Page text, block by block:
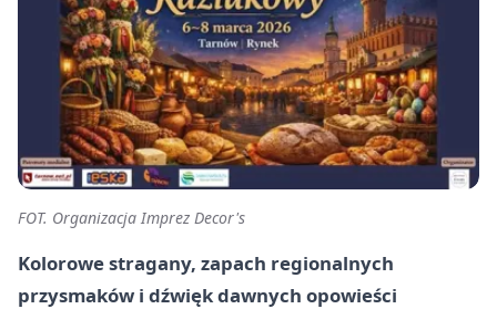
FOT. Organizacja Imprez Decor's
Kolorowe stragany, zapach regionalnych
przysmaków i dźwięk dawnych opowieści